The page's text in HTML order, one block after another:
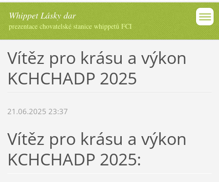
Whippet Lásky dar
prezentace chovatelské stanice whippetů FCI
Vítěz pro krásu a výkon
KCHCHADP 2025
21.06.2025 23:37
Vítěz pro krásu a výkon
KCHCHADP 2025: